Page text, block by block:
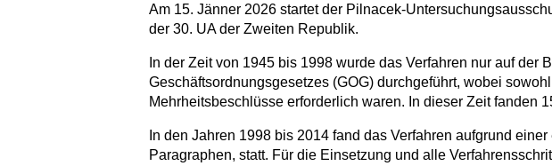
Am 15. Jänner 2026 startet der Pilnacek-
der 30. UA der Zweiten Republik.
In der Zeit von 1945 bis 1998 wurde das Verfahren nur auf
Geschäftsordnungsgesetzes (GOG) durchgeführt, wobei
Mehrheitsbeschlüsse erforderlich waren. In dieser Zeit fanden
In den Jahren 1998 bis 2014 fand das Verfahren aufgrund
Paragraphen, statt. Für die Einsetzung und alle